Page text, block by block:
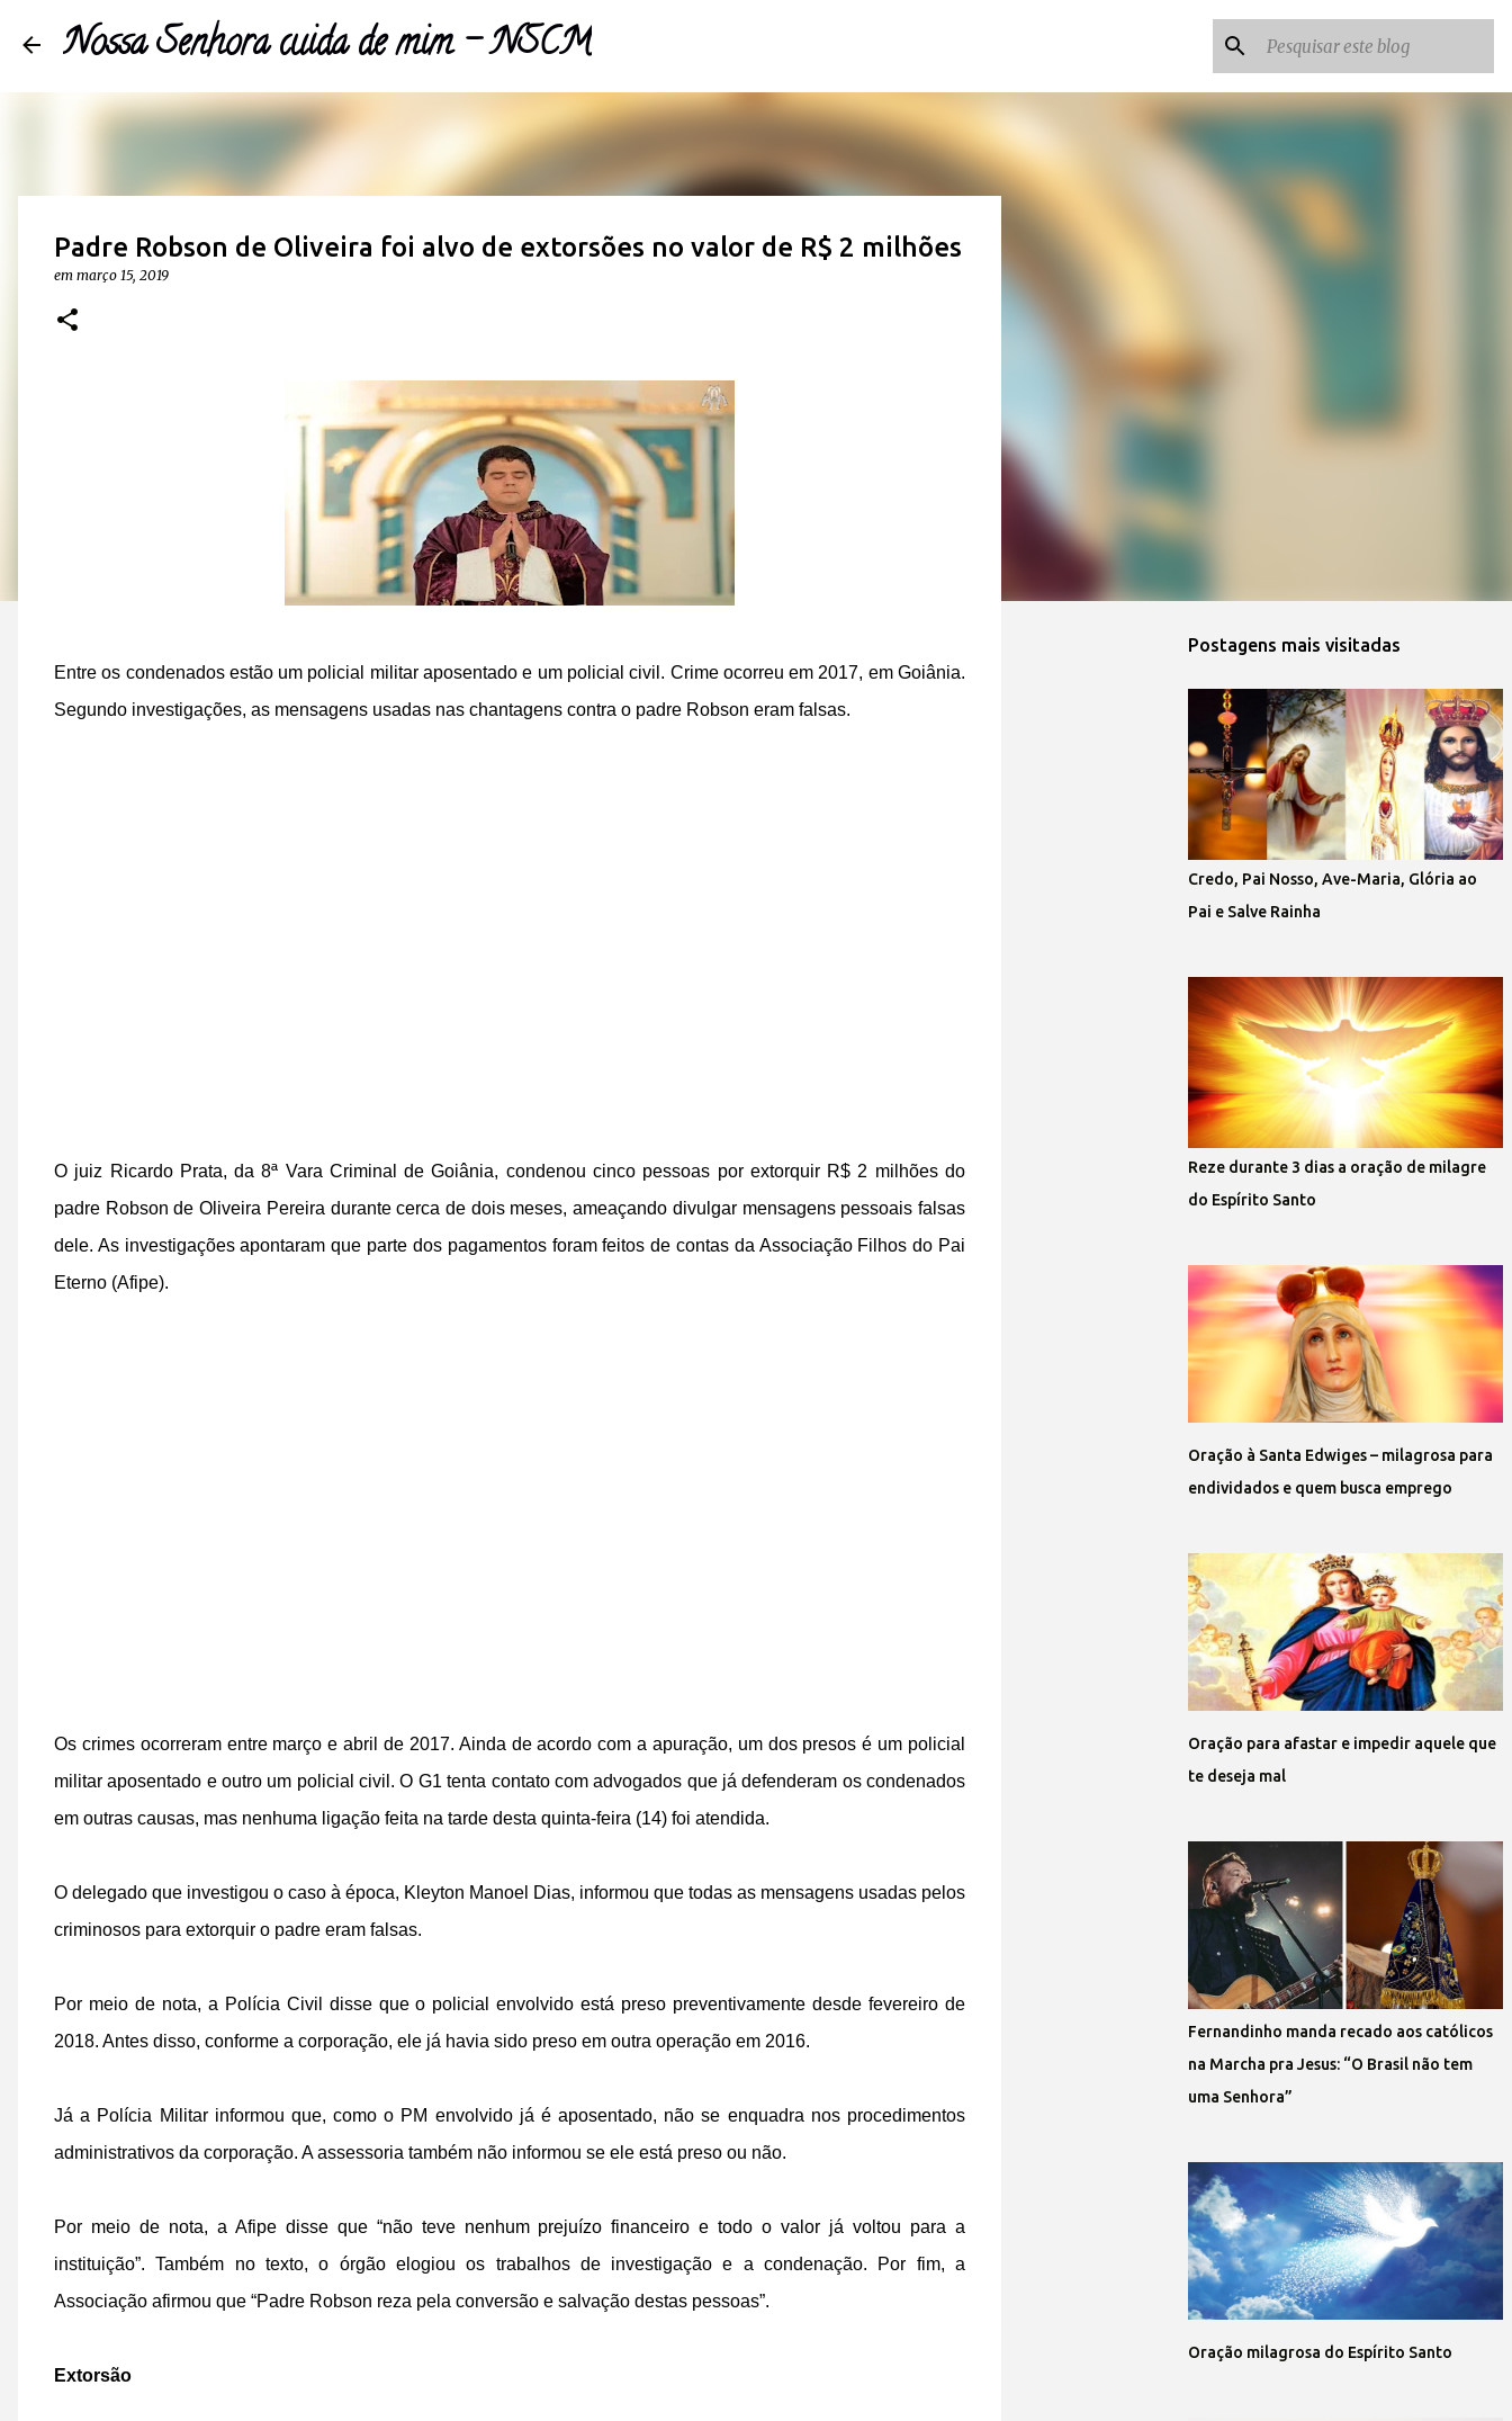
Nossa Senhora cuida de mim - NSCM
Padre Robson de Oliveira foi alvo de extorsões no valor de R$ 2 milhões
em março 15, 2019
Entre os condenados estão um policial militar aposentado e um policial civil. Crime ocorreu em 2017, em Goiânia.
Segundo investigações, as mensagens usadas nas chantagens contra o padre Robson eram falsas.
O juiz Ricardo Prata, da 8ª Vara Criminal de Goiânia, condenou cinco pessoas por extorquir R$ 2 milhões do
padre Robson de Oliveira Pereira durante cerca de dois meses, ameaçando divulgar mensagens pessoais falsas
dele. As investigações apontaram que parte dos pagamentos foram feitos de contas da Associação Filhos do Pai
Eterno (Afipe).
Os crimes ocorreram entre março e abril de 2017. Ainda de acordo com a apuração, um dos presos é um policial
militar aposentado e outro um policial civil. O G1 tenta contato com advogados que já defenderam os condenados
em outras causas, mas nenhuma ligação feita na tarde desta quinta-feira (14) foi atendida.
O delegado que investigou o caso à época, Kleyton Manoel Dias, informou que todas as mensagens usadas pelos
criminosos para extorquir o padre eram falsas.
Por meio de nota, a Polícia Civil disse que o policial envolvido está preso preventivamente desde fevereiro de
2018. Antes disso, conforme a corporação, ele já havia sido preso em outra operação em 2016.
Já a Polícia Militar informou que, como o PM envolvido já é aposentado, não se enquadra nos procedimentos
administrativos da corporação. A assessoria também não informou se ele está preso ou não.
Por meio de nota, a Afipe disse que “não teve nenhum prejuízo financeiro e todo o valor já voltou para a
instituição”. Também no texto, o órgão elogiou os trabalhos de investigação e a condenação. Por fim, a
Associação afirmou que “Padre Robson reza pela conversão e salvação destas pessoas”.
Extorsão
Postagens mais visitadas
Credo, Pai Nosso, Ave-Maria, Glória ao
Pai e Salve Rainha
Reze durante 3 dias a oração de milagre
do Espírito Santo
Oração à Santa Edwiges – milagrosa para
endividados e quem busca emprego
Oração para afastar e impedir aquele que
te deseja mal
Fernandinho manda recado aos católicos
na Marcha pra Jesus: “O Brasil não tem
uma Senhora”
Oração milagrosa do Espírito Santo